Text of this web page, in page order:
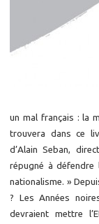
un mal français : la
trouvera dans ce
d’Alain Seban,
répugné à défendre
nationalisme. »
? Les Années
devraient mettre